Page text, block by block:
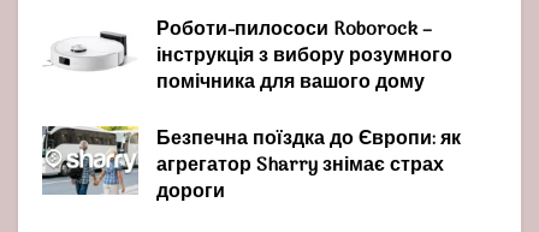
Роботи-пилососи Roborock –
інструкція з вибору розумного
помічника для вашого дому
Безпечна поїздка до Європи: як
агрегатор Sharry знімає страх
дороги